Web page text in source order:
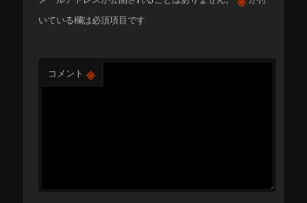
いている欄は必須項目です
コメント ※